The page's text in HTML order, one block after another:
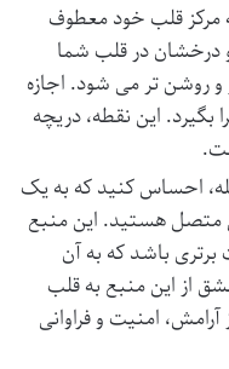
مرکز قلب خود معطوف
درخشان در قلب شما
و روشن تر می شود. اجازه
بگیرد. این نقطه، دریچه
احساس کنید که به یک
متصل هستید. این منبع
برتری باشد که به آن
از این منبع به قلب
امنیت و فراوانی